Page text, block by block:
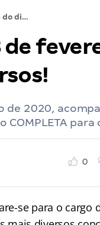
Agenda do dia: 28 de fevereiro, aulas grátis para concursos!
de
2020,
COMPLETA
0
se para o cargo